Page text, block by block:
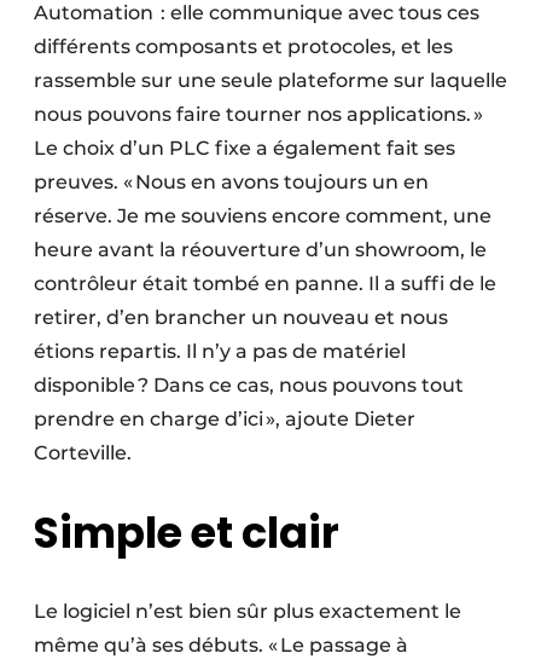
Automation : elle communique avec tous ces
différents composants et protocoles, et les
rassemble sur une seule plateforme sur laquelle
nous pouvons faire tourner nos applications. »
Le choix d’un PLC fixe a également fait ses
preuves. « Nous en avons toujours un en
réserve. Je me souviens encore comment, une
heure avant la réouverture d’un showroom, le
contrôleur était tombé en panne. Il a suffi de le
retirer, d’en brancher un nouveau et nous
étions repartis. Il n’y a pas de matériel
disponible ? Dans ce cas, nous pouvons tout
prendre en charge d’ici », ajoute Dieter
Corteville.
Simple et clair
Le logiciel n’est bien sûr plus exactement le
même qu’à ses débuts. « Le passage à